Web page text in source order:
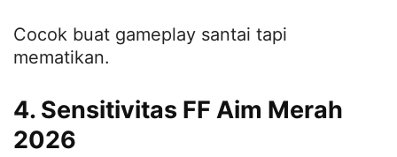
Cocok buat gameplay santai tapi
mematikan.
4. Sensitivitas FF Aim Merah
2026